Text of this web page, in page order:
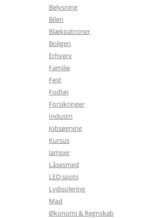
Belysning
Bilen
Blækpatroner
Boligen
Erhverv
Familie
Fest
Fodtøj
Forsikringer
Industri
Jobsøgning
Kursus
lamper
Låsesmed
LED spots
Lydisolering
Mad
Økonomi & Regnskab